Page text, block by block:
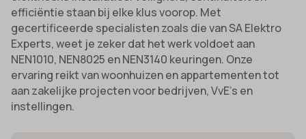
efficiëntie staan bij elke klus voorop. Met
gecertificeerde specialisten zoals die van SA Elektro
Experts, weet je zeker dat het werk voldoet aan
NEN1010, NEN8025 en NEN3140 keuringen. Onze
ervaring reikt van woonhuizen en appartementen tot
aan zakelijke projecten voor bedrijven, VvE’s en
instellingen.